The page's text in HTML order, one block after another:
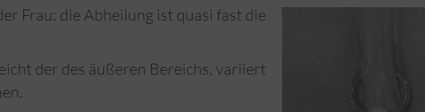
Frau: die Abheilung ist quasi fast die
der des äußeren Bereichs, variiert